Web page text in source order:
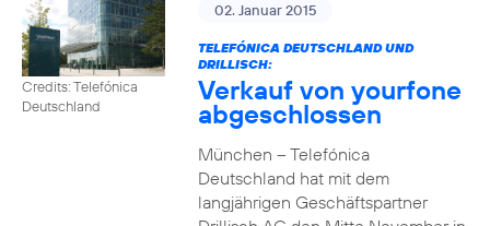
Credits: Telefónica
Deutschland
02. Januar 2015
TELEFÓNICA DEUTSCHLAND UND
DRILLISCH:
Verkauf von yourfone
abgeschlossen
München – Telefónica
Deutschland hat mit dem
langjährigen Geschäftspartner